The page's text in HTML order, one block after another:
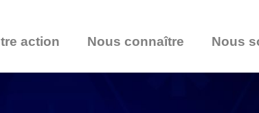
action Nous connaître Nous